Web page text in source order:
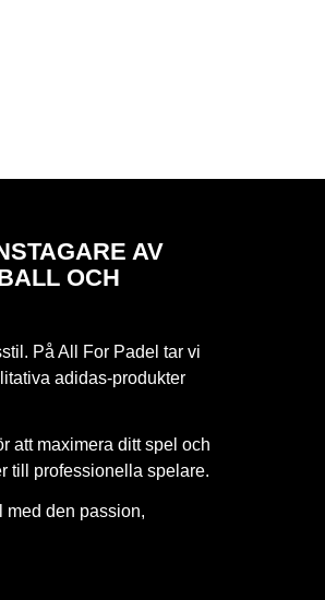
AV
OCH
På All For Padel tar vi
adidas-produkter
att maximera ditt spel och
till professionella spelare.
med den passion,